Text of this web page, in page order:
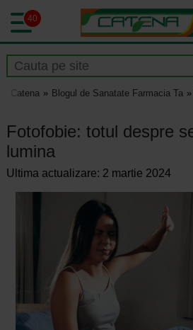
40
Catena Blogul de Sanatate Farmacia Ta
Fotofobie: totul despre
lumina
Ultima actualizare: 2 martie 2024